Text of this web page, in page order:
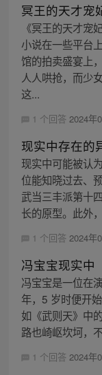
冥王的天才宠
《冥王的天才宠
小说在一些平台
馆的拍卖盛宴上
人人哄抢，而少
这...
1 个回答 2024年
现实中存在的
现实中可能被认
位能知晓过去、
武当三丰派第十
长的原型。此外
1 个回答 2024年
冯宝宝现实中
冯宝宝是一位在
年，5 岁时便开
如《武则天》中
路也崎岖坎坷，
1 个回答 2024年